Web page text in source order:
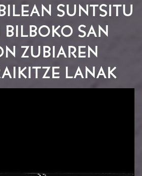
SUNTSITU
BILBOKO SAN
ZUBIAREN
LANAK